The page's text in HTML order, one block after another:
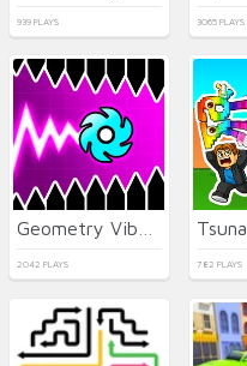
939 PLAYS 3065 PLAYS
2042 PLAYS 782 PLAYS